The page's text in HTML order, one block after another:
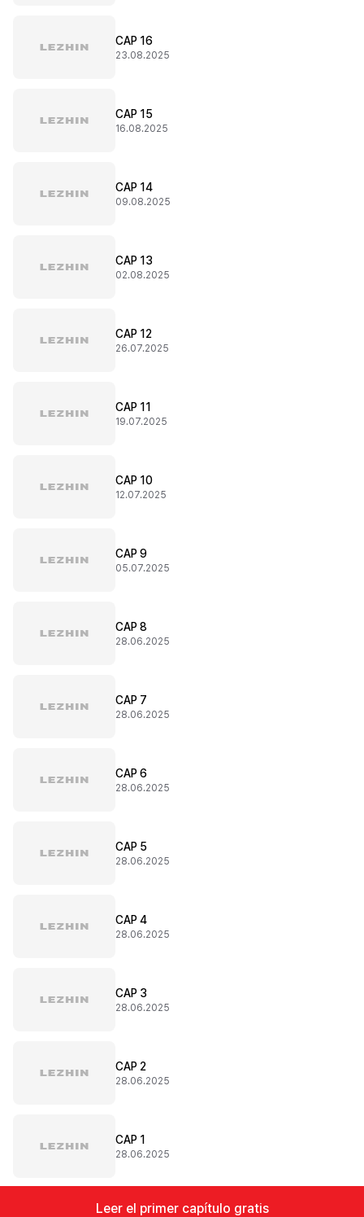
CAP 16
23.08.2025
CAP 15
16.08.2025
CAP 14
09.08.2025
CAP 13
02.08.2025
CAP 12
26.07.2025
CAP 11
19.07.2025
CAP 10
12.07.2025
CAP 9
05.07.2025
CAP 8
28.06.2025
CAP 7
28.06.2025
CAP 6
28.06.2025
CAP 5
28.06.2025
CAP 4
28.06.2025
CAP 3
28.06.2025
CAP 2
28.06.2025
CAP 1
28.06.2025
Leer el primer capítulo gratis